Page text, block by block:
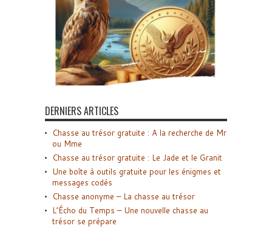
DERNIERS ARTICLES
Chasse au trésor gratuite : A la recherche de Mr
ou Mme
Chasse au trésor gratuite : Le Jade et le Granit
Une boîte à outils gratuite pour les énigmes et
messages codés
Chasse anonyme – La chasse au trésor
L’Écho du Temps – Une nouvelle chasse au
trésor se prépare